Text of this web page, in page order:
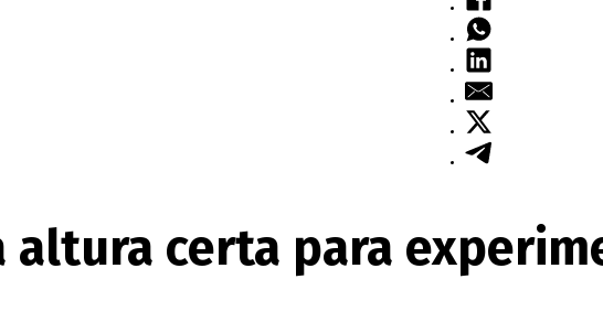
altura certa para